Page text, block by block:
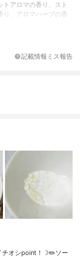
トアロマの香り、スト
り、アロマハーブの香
イエロー、ムーンアロ
り：硫酸Na、デキス
、レパゲルマニウム、
、海塩、トウガラシ
ガ根エキス、ガラナ種
、エタノール、BH
香料、PG、赤106、
記載情報ミス報告
チオシpoint！☽✏️ソー